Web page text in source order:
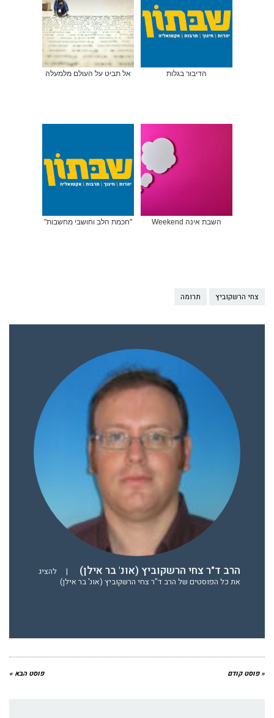
הדיבור בגלות אל תביט על העולם מלמעלה
השבת אינה Weekend "חכמת הלב וחושבי מחשבות"
צחי הרשקוביץ תרומה
הרב ד"ר צחי הרשקוביץ (אונ' בר אילן) |
להציג
את כל הפוסטים של הרב ד"ר צחי הרשקוביץ (אונ' בר אילן)
« פוסט קודם פוסט הבא »